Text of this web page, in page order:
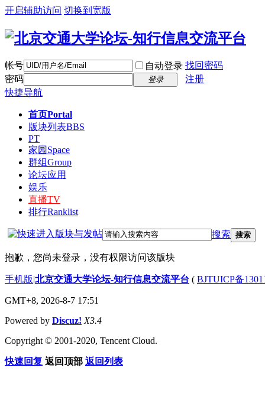
开启辅助访问 切换到宽版
帐号 自动登录 找回密码
密码
登录
注册
快捷导航
首页Portal
版块列表BBS
PT
家园 Space
群组Group
论坛应用
娱乐
直播TV
排行Ranklist
搜索 搜索
抱歉，您尚未登录，没有权限访问该版块
手机版|北京交通大学论坛-知行信息交流平台 ( BJTUICP备
GMT+8, 2026-8-7 17:51
Powered by Discuz! X3.4
Copyright © 2001-2020, Tencent Cloud.
快速回复 返回顶部 返回列表